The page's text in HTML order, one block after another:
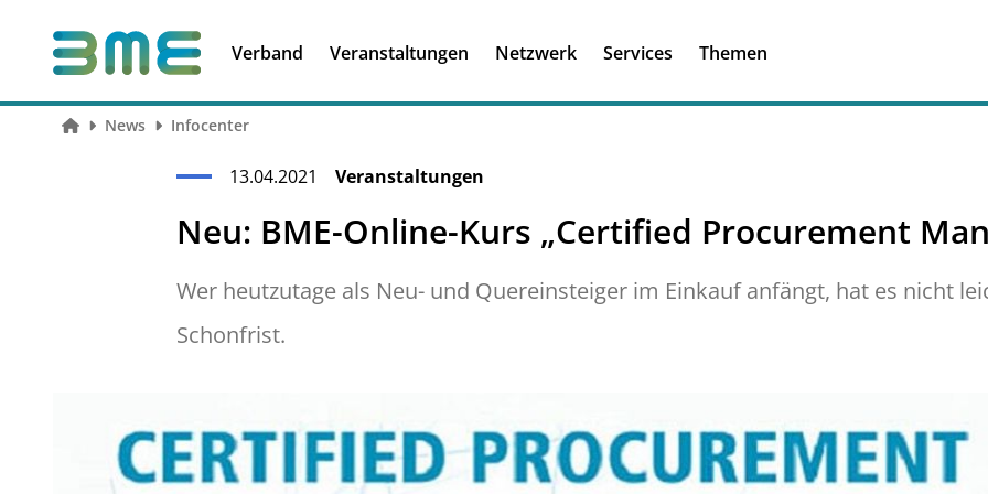
Verband Veranstaltungen
Führungskompetenzen
Netzwerk
Services Themen
Ich habe einen
News Infocenter
13.04.2021 Veranstaltungen
Neu: BME-Online-Kurs „Certified Procurement
Wer heutzutage als Neu- und Quereinsteiger im Einkauf anfängt, hat es nicht
Schonfrist.